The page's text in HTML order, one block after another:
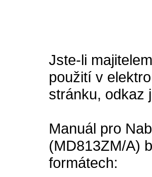
Jste-li
použití v
stránku, odkaz
Manuál pro
(MD813ZM/A)
formátech: